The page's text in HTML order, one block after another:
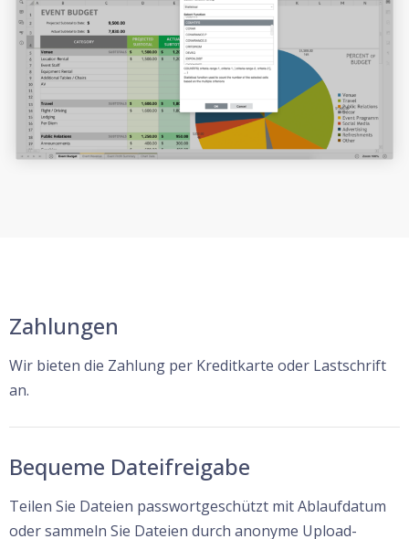
Zahlungen
Wir bieten die Zahlung per Kreditkarte oder Lastschrift
an.
Bequeme Dateifreigabe
Teilen Sie Dateien passwortgeschützt mit Ablaufdatum
oder sammeln Sie Dateien durch anonyme Upload-